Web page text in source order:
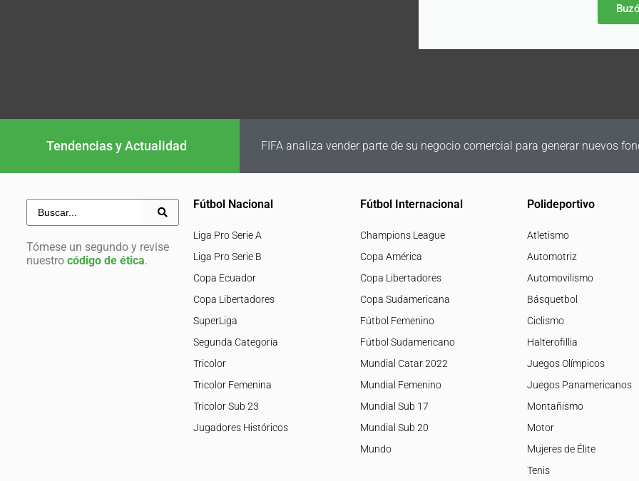
Tendencias y Actualidad FIFA analiza vender parte de su negocio comercial para generar nuevos
Tómese un segundo y revise
nuestro código de ética.
Fútbol Nacional
Liga Pro Serie A
Liga Pro Serie B
Copa Ecuador
Copa Libertadores
SuperLiga
Segunda Categoría
Tricolor
Tricolor Femenina
Tricolor Sub 23
Jugadores Históricos
Fútbol Internacional
Champions League
Copa América
Copa Libertadores
Copa Sudamericana
Fútbol Femenino
Fútbol Sudamericano
Mundial Catar 2022
Mundial Femenino
Mundial Sub 17
Mundial Sub 20
Mundo
Polideportivo
Atletismo
Automotriz
Automovilismo
Básquetbol
Ciclismo
Halterofillia
Juegos Olímpicos
Juegos Panamericanos
Montañismo
Motor
Mujeres de Élite
Tenis